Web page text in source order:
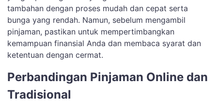
tambahan dengan proses mudah dan cepat serta
bunga yang rendah. Namun, sebelum mengambil
pinjaman, pastikan untuk mempertimbangkan
kemampuan finansial Anda dan membaca syarat dan
ketentuan dengan cermat.
Perbandingan Pinjaman Online dan
Tradisional